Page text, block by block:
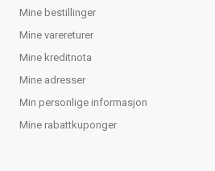
Mine bestillinger
Mine varereturer
Mine kreditnota
Mine adresser
Min personlige informasjon
Mine rabattkuponger